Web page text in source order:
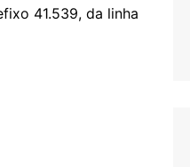
41.539, da linha